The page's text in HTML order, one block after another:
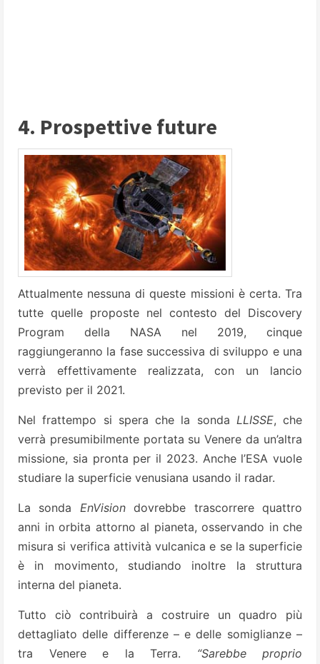
4. Prospettive future
Attualmente nessuna di queste missioni è certa. Tra
tutte quelle proposte nel contesto del Discovery
Program della NASA nel 2019, cinque
raggiungeranno la fase successiva di sviluppo e una
verrà effettivamente realizzata, con un lancio
previsto per il 2021.
Nel frattempo si spera che la sonda LLISSE, che
verrà presumibilmente portata su Venere da un’altra
missione, sia pronta per il 2023. Anche l’ESA vuole
studiare la superficie venusiana usando il radar.
La sonda EnVisiondovrebbe trascorrere quattro
anni in orbita attorno al pianeta, osservando in che
misura si verifica attività vulcanica e se la superficie
è in movimento, studiando inoltre la struttura
interna del pianeta.
Tutto ciò contribuirà a costruire un quadro più
dettagliato delle differenze – e delle somiglianze –
tra Venere e la Terra. “Sarebbe proprio